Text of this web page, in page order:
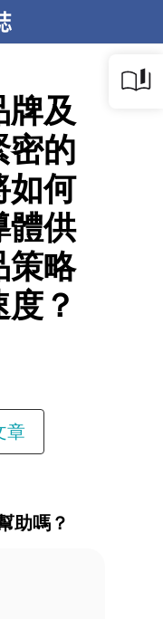
牌及
密的
如何
體供
策略
？
章
助嗎？